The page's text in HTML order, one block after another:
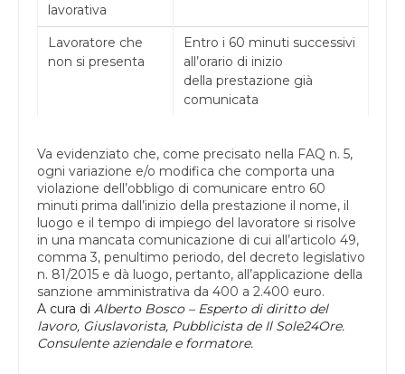
lavorativa
Lavoratore che
non si presenta
Entro i 60 minuti successivi
all’orario di inizio
della prestazione già
comunicata
Va evidenziato che, come precisato nella FAQ n. 5,
ogni variazione e/o modifica che comporta una
violazione dell’obbligo di comunicare entro 60
minuti prima dall’inizio della prestazione il nome, il
luogo e il tempo di impiego del lavoratore si risolve
in una mancata comunicazione di cui all’articolo 49,
comma 3, penultimo periodo, del decreto legislativo
n. 81/2015 e dà luogo, pertanto, all’applicazione della
sanzione amministrativa da 400 a 2.400 euro.
A cura di Alberto Bosco – Esperto di diritto del
lavoro, Giuslavorista, Pubblicista de Il Sole24Ore.
Consulente aziendale e formatore.